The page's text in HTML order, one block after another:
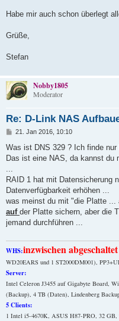
Habe mir auch schon überlegt
Grüße,
Stefan
Nobby1805
Moderator
Re: D-Link NAS
B
i
r
21. Jan 2016, 10:10
Was ist DNS 329 ? Ich finde nur
Das ist eine NAS, da kannst du
RAID 1 hat mit Datensicherung
Datenverfügbarkeit erhöhen ...
was meinst du mit "die Platte ...
auf der Platte sichern, aber die
jemand durchführen ...
WHS:inzwischen abgeschaltet
WD20EARS und 1 ST2000DM001),
Server:
Intel Celeron J3455 auf Gigabyte Board,
(Backup), 4 TB (Daten), Lindenberg
5 Clients:
1 Intel i5-4670K, ASUS H87-PRO, 32